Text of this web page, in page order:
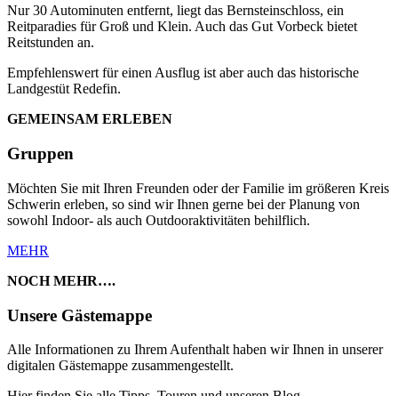
Nur 30 Autominuten entfernt, liegt das Bernsteinschloss, ein
Reitparadies für Groß und Klein. Auch das Gut Vorbeck bietet
Reitstunden an.
Empfehlenswert für einen Ausflug ist aber auch das historische
Landgestüt Redefin.
GEMEINSAM ERLEBEN
Gruppen
Möchten Sie mit Ihren Freunden oder der Familie im größeren Kreis
Schwerin erleben, so sind wir Ihnen gerne bei der Planung von
sowohl Indoor- als auch Outdooraktivitäten behilflich.
MEHR
NOCH MEHR….
Unsere Gästemappe
Alle Informationen zu Ihrem Aufenthalt haben wir Ihnen in unserer
digitalen Gästemappe zusammengestellt.